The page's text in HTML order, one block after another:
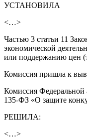
УСТАНОВИЛА
<…>
Частью 3 статьи 11
экономической
или поддержанию цен
Комиссия пришла к
Комиссия Федеральной
135-ФЗ «О защите
РЕШИЛА:
<…>